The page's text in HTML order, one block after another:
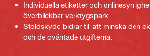
Individuella etiketter och
överblickbar verktygspark.
Stöldskydd bidrar till att minska den
och de oväntade utgifterna.